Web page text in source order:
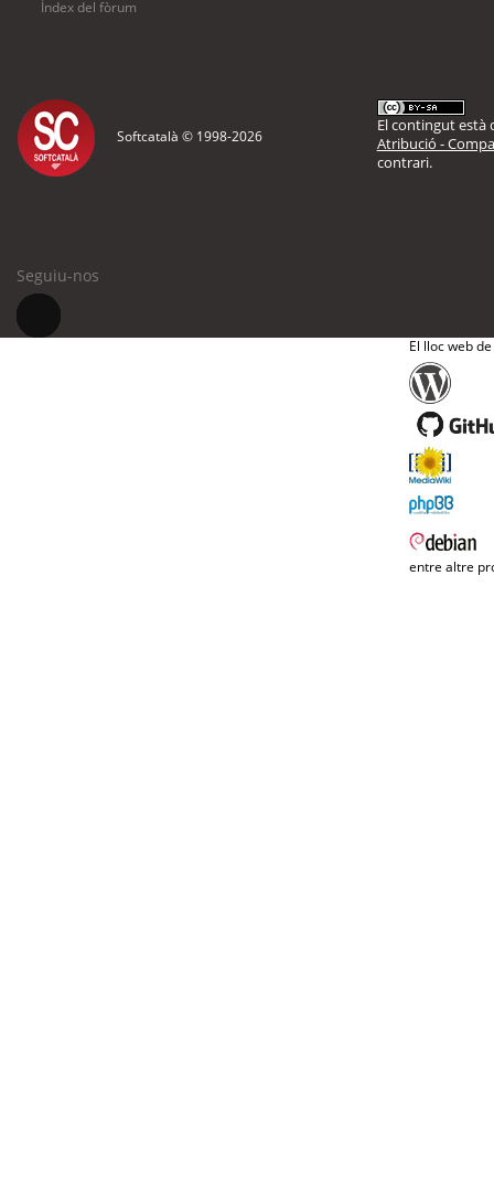
Índex del fòrum
Softcatalà © 1998-2026
El contingut està
Atribució -
contrari.
Seguiu-nos
El lloc web
entre altre